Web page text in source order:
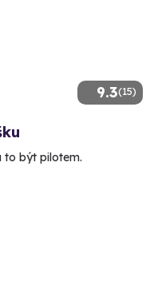
9.3(15)
to být pilotem.